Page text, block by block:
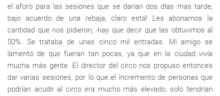
el aforo para las sesiones que se darían dos días más tarde,
bajo acuerdo de una rebaja, claro está! Les abonamos la
cantidad que nos pidieron, -hay que decir que las obtuvimos al
50%. Se trataba de unas cinco mil entradas. Mi amigo se
lamentó de que fueran tan pocas, ya que en la ciudad vivía
mucha más gente. El director del circo nos propuso entonces
dar varias sesiones, por lo que el incremento de personas que
podrían acudir al circo era mucho más elevado, solo tendrían